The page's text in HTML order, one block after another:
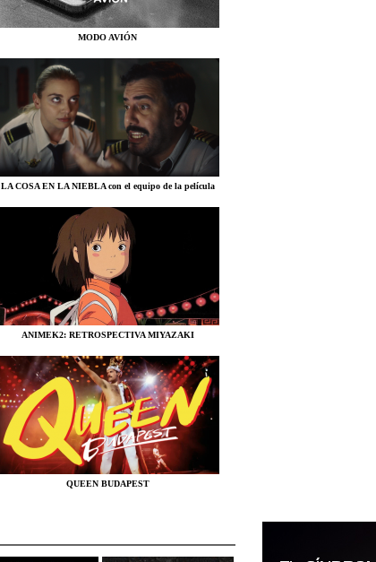
MODO AVIÓN
LA COSA EN LA NIEBLA con el equipo de la película
ANIMEK2: RETROSPECTIVA MIYAZAKI
QUEEN BUDAPEST